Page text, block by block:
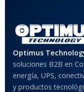
Optimus
soluciones B2B en
energía, UPS,
y productos